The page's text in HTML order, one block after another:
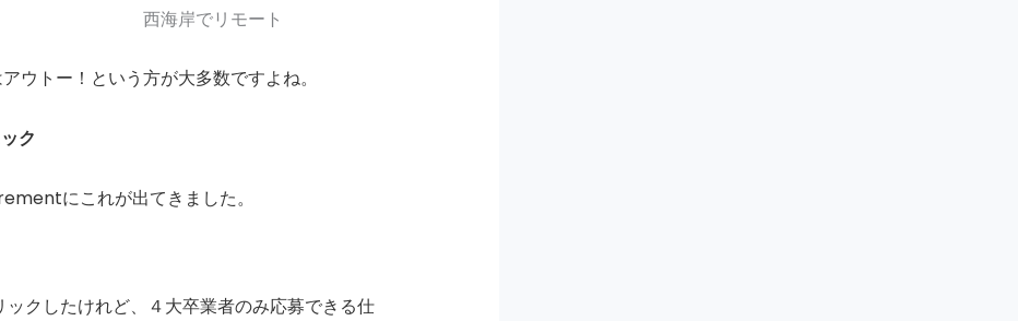
西海岸でリモート
ウトー！という方が大多数ですよね。
ク
にこれが出てきました。
クしたけれど、４大卒業者のみ応募できる仕